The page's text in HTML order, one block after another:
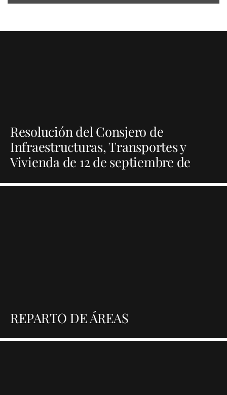
Resolución del Consjero de
Infraestructuras, Transportes y
Vivienda de 12 de septiembre de
obras de Duplicación de la Carretera
REPARTO DE ÁREAS